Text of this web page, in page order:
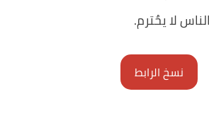
لا يحٌترم.
نسخ الرابط